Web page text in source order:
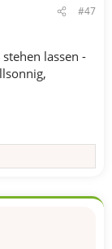
#47
lassen -